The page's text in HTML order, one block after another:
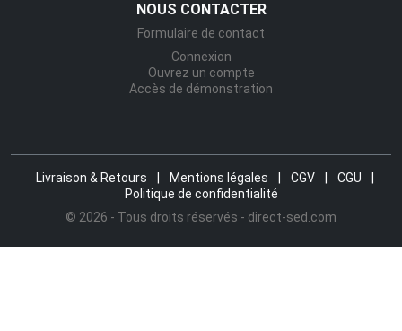
NOUS CONTACTER
Formulaire de contact
Connexion
Ouvrez un compte
Accès de démonstration
Livraison & Retours Mentions légales CGV CGU
Politique de confidentialité
© 2026 - Tous droits réservés - direct-sed.com